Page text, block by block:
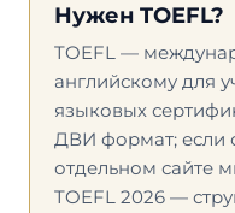
Нужен TOEFL?
TOEFL —
английскому для
языковых
ДВИ формат; если
отдельном сайте
TOEFL 2026 —